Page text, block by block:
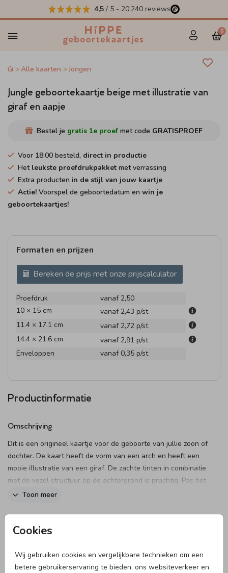
4,5 / 5 - 20.240 reviews
0
Cookies
Wij gebruiken cookies en vergelijkbare technieken om een
betere gebruikerservaring te bieden, ons websiteverkeer en
Alle kaarten Jongen
Jungle geboortekaartje beige met illustratie van
giraf en aapje
Bestel je gratis 1e proef met code GRATISPROEF
Voor 18:00 besteld, direct in productie
Het leukste proefdrukpakket met verrassing
Extra producten in de stijl van jouw kaartje
Actie! Voorspel de geboortedatum en win je
geboortekaartjes!
Formaten en prijzen
Bereken de prijs met onze prijscalculator
Proefdruk
vanaf 2,50
10 × 15 cm
vanaf 2,43 p/st
11.4 × 17.1 cm
vanaf 2,72 p/st
14.4 × 21.6 cm
vanaf 2,91 p/st
Enveloppen
vanaf 0,35 p/st
Productinformatie
Omschrijving
Dit is een origineel kaartje voor de geboorte van jullie zoon of
dochter. De kaart heeft de vorm van een arch en heeft een
mooie illustratie van een giraf. De zachte tinten in combinatie
met de vezel structuur op de achtergrond is prachtig. Pas het
kaartje naar wens aan in onze online editor en bestel snel
Toon meer
Collectie